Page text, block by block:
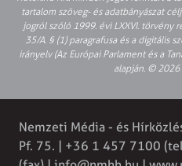
tartalom szöveg- és adatbányászat
jogról szóló 1999. évi LXXVI.
35/A. § (1) paragrafusa és a digitális
irányelv (Az Európai Parlament és a
alapján. © 2026
Nemzeti Média - és
Pf. 75. | +36 1 457 7100